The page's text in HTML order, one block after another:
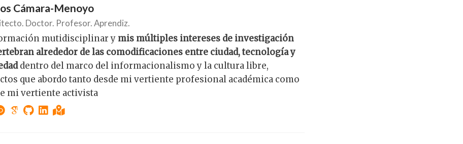
Cámara-Menoyo
Doctor. Profesor. Aprendiz.
mutidisciplinar y mis múltiples intereses de investigación
alrededor de las comodificaciones entre ciudad, tecnología y
dentro del marco del informacionalismo y la cultura libre,
que abordo tanto desde mi vertiente profesional académica como
mi vertiente activista